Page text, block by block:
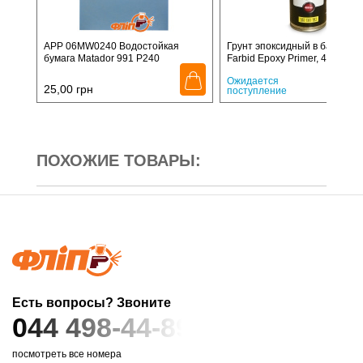
APP 06MW0240 Водостойкая
бумага Matador 991 P240
25,00 грн
Грунт эпоксидный в
Farbid Epoxy Primer, 400мл
Ожидается
поступление
ПОХОЖИЕ ТОВАРЫ:
Есть вопросы? Звоните
044 498-44-89
посмотреть все номера